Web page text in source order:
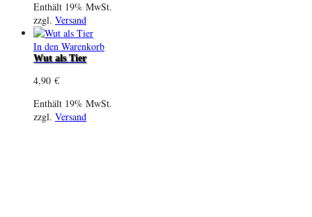
Enthält 19% MwSt.
zzgl. Versand
In den Warenkorb
Wut als Tier
4,90 €
Enthält 19% MwSt.
zzgl. Versand